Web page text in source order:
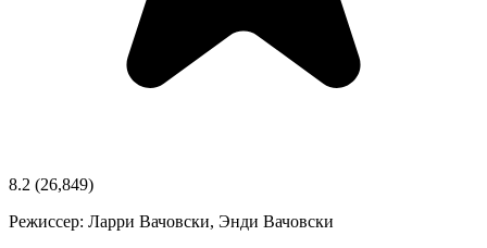
8.2 (26,849)
Режиссер: Ларри Вачовски, Энди Вачовски